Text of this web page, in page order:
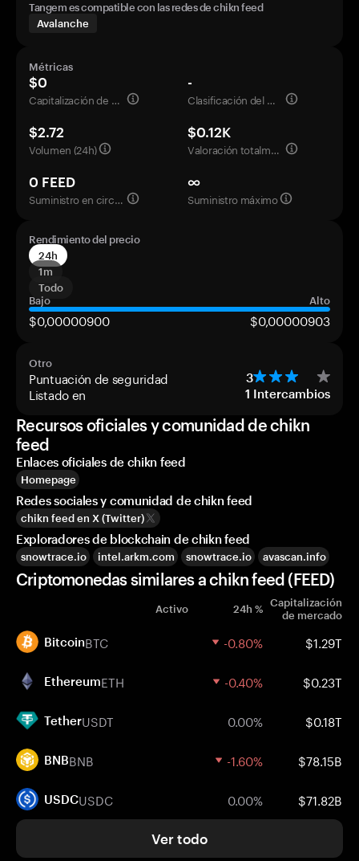
Tangem es compatible con las redes de chikn feed
Avalanche
Métricas
$0
Capitalización de mercado
-
Clasificación del mercado
$2.72
Volumen (24h)
$0.12K
Valoración totalmente diluida
0 FEED
Suministro en circulación
∞
Suministro máximo
Rendimiento del precio
24h
1m
Todo
Bajo
Alto
$0,00000900 $0,00000903
Otro
Puntuación de seguridad 3
Listado en 1 Intercambios
Recursos oficiales y comunidad de chikn
feed
Enlaces oficiales de chikn feed
Homepage
Redes sociales y comunidad de chikn feed
chikn feed en X (Twitter)
Exploradores de blockchain de chikn feed
snowtrace.io intel.arkm.com snowtrace.io avascan.info
Criptomonedas similares a chikn feed (FEED)
Activo 24h % Capitalización
de mercado
BitcoinBTC -0.80% $1.29T
EthereumETH -0.40% $0.23T
TetherUSDT 0.00% $0.18T
BNBBNB -1.60% $78.15B
USDCUSDC 0.00% $71.82B
Ver todo